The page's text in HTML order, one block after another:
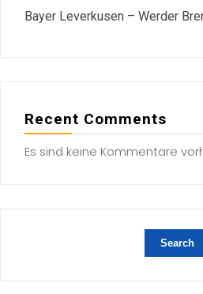
Bayer Leverkusen – Werder
Recent Comments
Es sind keine Kommentare